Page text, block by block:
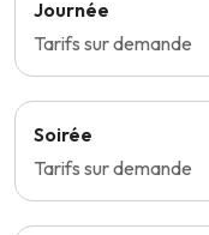
Journée
Tarifs sur demande
Soirée
Tarifs sur demande